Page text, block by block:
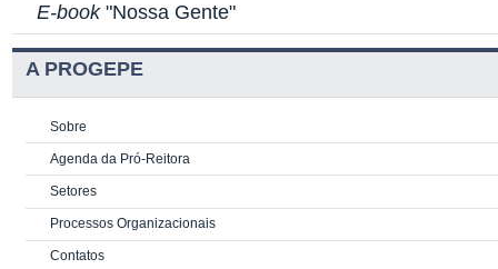
E-book"Nossa Gente"
A PROGEPE
Sobre
Agenda da Pró-Reitora
Setores
Processos Organizacionais
Contatos